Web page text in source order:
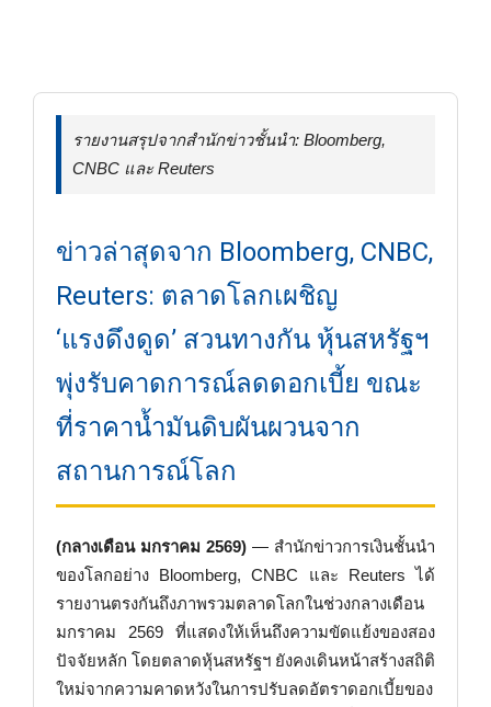
รายงานสรุปจากสำนักข่าวชั้นนำ: Bloomberg,
CNBC และ Reuters
ข่าวล่าสุดจาก Bloomberg, CNBC,
Reuters: ตลาดโลกเผชิญ
‘แรงดึงดูด’ สวนทางกัน หุ้นสหรัฐฯ
พุ่งรับคาดการณ์ลดดอกเบี้ย ขณะ
ที่ราคาน้ำมันดิบผันผวนจาก
สถานการณ์โลก
(กลางเดือน มกราคม 2569) — สำนักข่าวการเงินชั้นนำ
ของโลกอย่าง Bloomberg, CNBC และ Reuters ได้
รายงานตรงกันถึงภาพรวมตลาดโลกในช่วงกลางเดือน
มกราคม 2569 ที่แสดงให้เห็นถึงความขัดแย้งของสอง
ปัจจัยหลัก โดยตลาดหุ้นสหรัฐฯ ยังคงเดินหน้าสร้างสถิติ
ใหม่จากความคาดหวังในการปรับลดอัตราดอกเบี้ยของ